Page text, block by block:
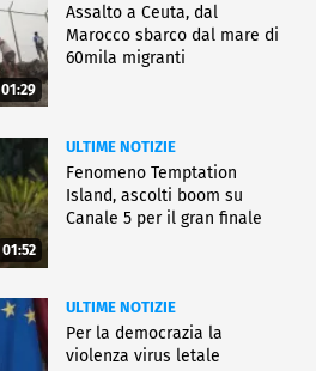
01:29
Assalto a Ceuta, dal
Marocco sbarco dal mare di
60mila migranti
01:52
ULTIME NOTIZIE
Fenomeno Temptation
Island, ascolti boom su
Canale 5 per il gran finale
ULTIME NOTIZIE
Per la democrazia la
violenza virus letale